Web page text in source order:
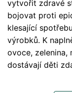
vytvořit zdravé
bojovat proti
klesající
výrobků. K
ovoce, zelenina,
dostávají děti